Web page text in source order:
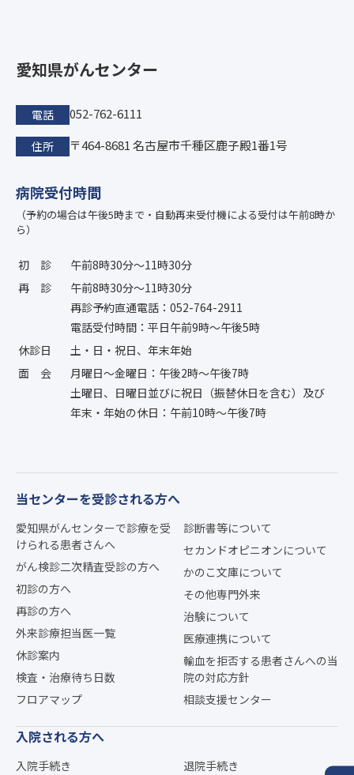
愛知県がんセンター
電話 052-762-6111
住所 〒464-8681 名古屋市千種区鹿子殿1番1号
病院受付時間
（予約の場合は午後5時まで・自動再来受付機による受付は午前8時か
ら）
初診
午前8時30分〜11時30分
再診
午前8時30分〜11時30分
再診予約直通電話：052-764-2911
電話受付時間：平日午前9時〜午後5時
休診日
土・日・祝日、年末年始
面会
月曜日〜金曜日：午後2時〜午後7時
土曜日、日曜日並びに祝日（振替休日を含む）及び
年末・年始の休日：午前10時〜午後7時
当センターを受診される方へ
愛知県がんセンターで診療を受
けられる患者さんへ
がん検診二次精査受診の方へ
初診の方へ
再診の方へ
外来診療担当医一覧
休診案内
検査・治療待ち日数
フロアマップ
診断書等について
セカンドオピニオンについて
かのこ文庫について
その他専門外来
治験について
医療連携について
輸血を拒否する患者さんへの当
院の対応方針
相談支援センター
入院される方へ
入院手続き
退院手続き